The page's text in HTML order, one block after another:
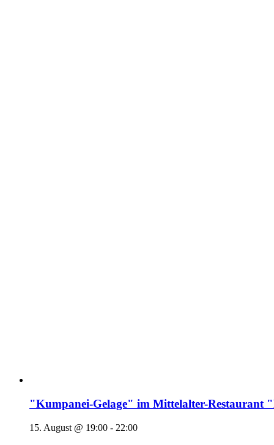
"Kumpanei-Gelage" im Mittelalter-
15. August @ 19:00 - 22:00